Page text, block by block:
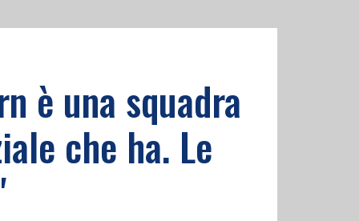
è una squadra
che ha. Le